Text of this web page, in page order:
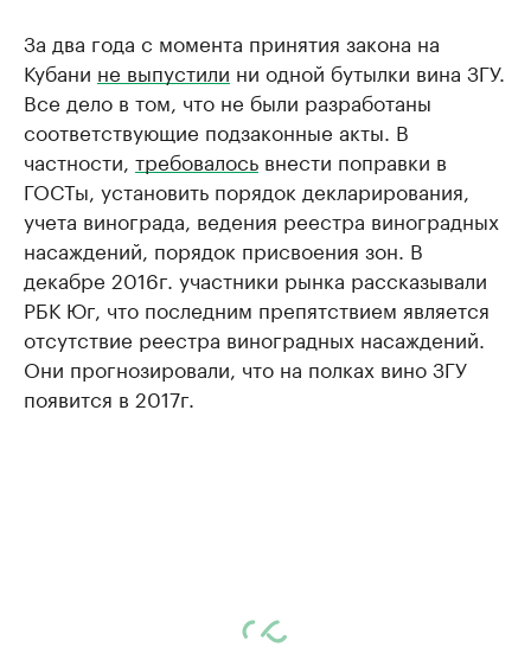
За два года с момента принятия закона на
Кубани не выпустили ни одной бутылки вина ЗГУ.
Все дело в том, что не были разработаны
соответствующие подзаконные акты. В
частности, требовалось внести поправки в
ГОСТы, установить порядок декларирования,
учета винограда, ведения реестра виноградных
насаждений, порядок присвоения зон. В
декабре 2016г. участники рынка рассказывали
РБК Юг, что последним препятствием является
отсутствие реестра виноградных насаждений.
Они прогнозировали, что на полках вино ЗГУ
появится в 2017г.